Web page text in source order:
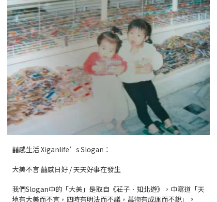
囍感生活 Xiganlife’s Slogan：
大美不言 囍感日好 / 天天好事在發生
我們Slogan中的「大美」是取自《莊子．知北遊》，中寫道「天
地有大美而不言，四時有明法而不議，萬物有成理而不說」。